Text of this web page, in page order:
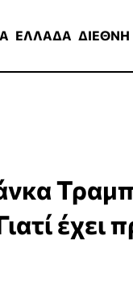
ΕΛΛΑΔΑ ΔΙΕΘΝΗ
έχει